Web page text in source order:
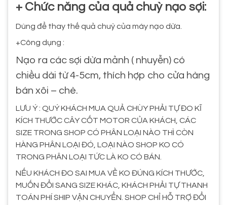
+ Chức năng của quả chuỳ nạo sợi:
Dùng để thay thế quả chuỳ của máy nạo dừa.
+Công dụng :
Nạo ra các sợi dừa mảnh ( nhuyễn) có
chiều dài từ 4-5cm, thích hợp cho cửa hàng
bán xôi – chè.
LƯU Ý : QUÝ KHÁCH MUA QUẢ CHÙY PHẢI TỰ ĐO KĨ
KÍCH THƯỚC CÂY CỐT MOTOR CỦA KHÁCH, CÁC
SIZE TRONG SHOP CÓ PHÂN LOẠI NÀO THÌ CÒN
HÀNG PHÂN LOẠI ĐÓ, LOẠI NÀO SHOP KO CÓ
TRONG PHÂN LOẠI TỨC LÀ KO CÓ BÁN.
NẾU KHÁCH ĐO SAI MUA VỀ KO ĐÚNG KÍCH THƯỚC,
MUỐN ĐỔI SANG SIZE KHÁC, KHÁCH PHẢI TỰ THANH
TOÁN PHÍ SHIP VẬN CHUYỂN. SHOP CHỈ HỖ TRỢ ĐỔI